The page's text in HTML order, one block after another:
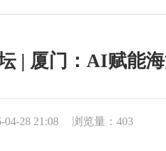
| 厦门：AI赋能
04-28 21:08 浏览量：403